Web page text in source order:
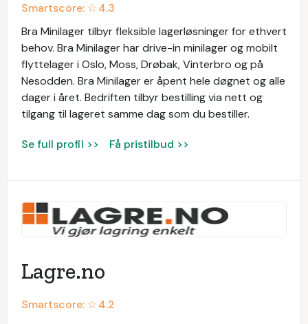
Smartscore: ☆4.3
Bra Minilager tilbyr fleksible lagerløsninger for ethvert
behov. Bra Minilager har drive-in minilager og mobilt
flyttelager i Oslo, Moss, Drøbak, Vinterbro og på
Nesodden. Bra Minilager er åpent hele døgnet og alle
dager i året. Bedriften tilbyr bestilling via nett og
tilgang til lageret samme dag som du bestiller.
Se full profil >> Få pristilbud >>
Lagre.no
Smartscore: ☆4.2